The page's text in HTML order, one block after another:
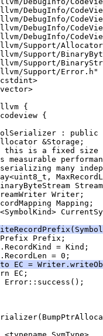
EC =